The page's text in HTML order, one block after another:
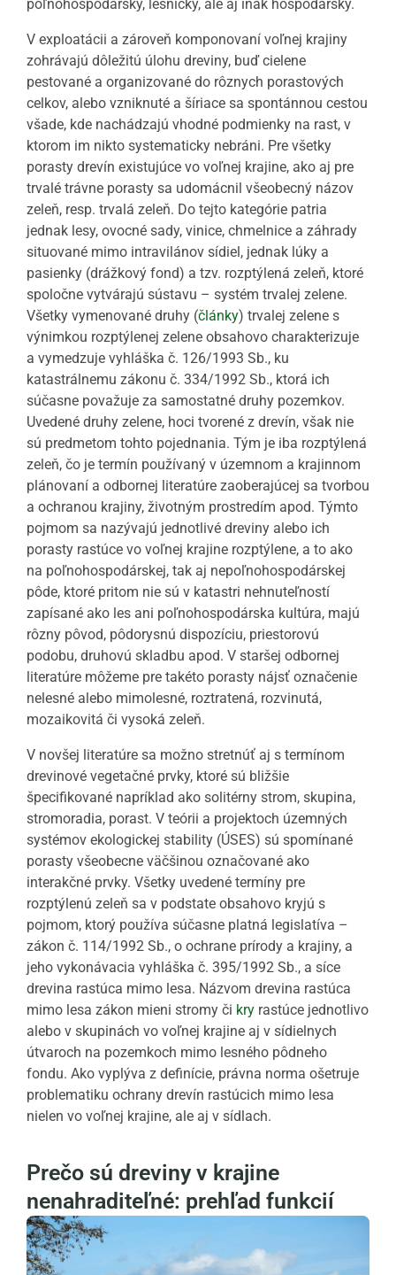
poľnohospodársky, lesnícky, ale aj inak hospodársky.
V exploatácii a zároveň komponovaní voľnej krajiny
zohrávajú dôležitú úlohu dreviny, buď cielene
pestované a organizované do rôznych porastových
celkov, alebo vzniknuté a šíriace sa spontánnou cestou
všade, kde nachádzajú vhodné podmienky na rast, v
ktorom im nikto systematicky nebráni. Pre všetky
porasty drevín existujúce vo voľnej krajine, ako aj pre
trvalé trávne porasty sa udomácnil všeobecný názov
zeleň, resp. trvalá zeleň. Do tejto kategórie patria
jednak lesy, ovocné sady, vinice, chmelnice a záhrady
situované mimo intravilánov sídiel, jednak lúky a
pasienky (drážkový fond) a tzv. rozptýlená zeleň, ktoré
spoločne vytvárajú sústavu – systém trvalej zelene.
Všetky vymenované druhy (články) trvalej zelene s
výnimkou rozptýlenej zelene obsahovo charakterizuje
a vymedzuje vyhláška č. 126/1993 Sb., ku
katastrálnemu zákonu č. 334/1992 Sb., ktorá ich
súčasne považuje za samostatné druhy pozemkov.
Uvedené druhy zelene, hoci tvorené z drevín, však nie
sú predmetom tohto pojednania. Tým je iba rozptýlená
zeleň, čo je termín používaný v územnom a krajinnom
plánovaní a odbornej literatúre zaoberajúcej sa tvorbou
a ochranou krajiny, životným prostredím apod. Týmto
pojmom sa nazývajú jednotlivé dreviny alebo ich
porasty rastúce vo voľnej krajine rozptýlene, a to ako
na poľnohospodárskej, tak aj nepoľnohospodárskej
pôde, ktoré pritom nie sú v katastri nehnuteľností
zapísané ako les ani poľnohospodárska kultúra, majú
rôzny pôvod, pôdorysnú dispozíciu, priestorovú
podobu, druhovú skladbu apod. V staršej odbornej
literatúre môžeme pre takéto porasty nájsť označenie
nelesné alebo mimolesné, roztratená, rozvinutá,
mozaikovitá či vysoká zeleň.
V novšej literatúre sa možno stretnúť aj s termínom
drevinové vegetačné prvky, ktoré sú bližšie
špecifikované napríklad ako solitérny strom, skupina,
stromoradia, porast. V teórii a projektoch územných
systémov ekologickej stability (ÚSES) sú spomínané
porasty všeobecne väčšinou označované ako
interakčné prvky. Všetky uvedené termíny pre
rozptýlenú zeleň sa v podstate obsahovo kryjú s
pojmom, ktorý používa súčasne platná legislatíva –
zákon č. 114/1992 Sb., o ochrane prírody a krajiny, a
jeho vykonávacia vyhláška č. 395/1992 Sb., a síce
drevina rastúca mimo lesa. Názvom drevina rastúca
mimo lesa zákon mieni stromy či kry rastúce jednotlivo
alebo v skupinách vo voľnej krajine aj v sídielnych
útvaroch na pozemkoch mimo lesného pôdneho
fondu. Ako vyplýva z definície, právna norma ošetruje
problematiku ochrany drevín rastúcich mimo lesa
nielen vo voľnej krajine, ale aj v sídlach.
Prečo sú dreviny v krajine
nenahraditeľné: prehľad funkcií